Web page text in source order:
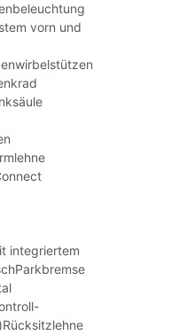
vorn und
integriertem